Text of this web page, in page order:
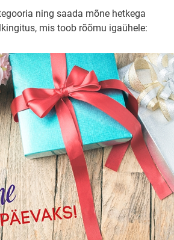
ning saada mõne hetkega
mis toob rõõmu igaühele: